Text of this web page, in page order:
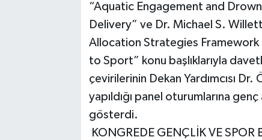
“Aquatic Engagement and
Delivery” ve Dr. Michael S.
Allocation Strategies
to Sport” konu başlıklarıyla
çevirilerinin Dekan Yardımcısı
yapıldığı panel oturumlarına
gösterdi.
KONGREDE GENÇLİK VE SPOR